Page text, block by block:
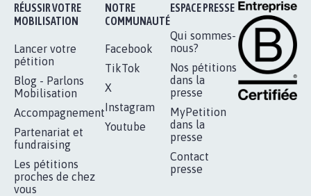
RÉUSSIR VOTRE
MOBILISATION
Lancer votre
pétition
Blog - Parlons
Mobilisation
Accompagnement
Partenariat et
fundraising
Les pétitions
proches de chez
vous
NOTRE
COMMUNAUTÉ
Facebook
TikTok
X
Instagram
Youtube
ESPACE PRESSE
Qui sommes-
nous?
Nos pétitions
dans la
presse
MyPetition
dans la
presse
Contact
presse